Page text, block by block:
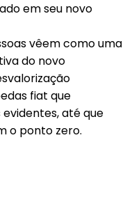
em seu novo
vêem como uma
do novo
fiat que
até que
o ponto zero.